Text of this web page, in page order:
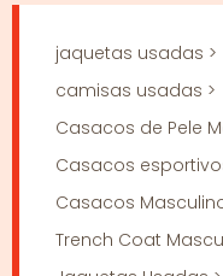
jaquetas usadas >
camisas usadas >
Casacos de Pele
Casacos
Casacos
Trench Coat